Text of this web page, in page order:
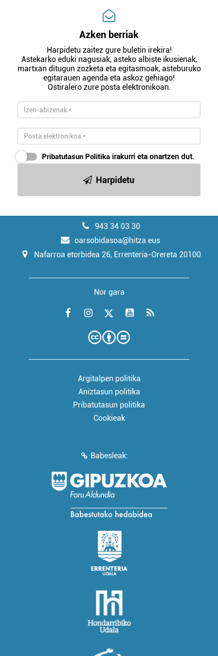
Azken berriak
Harpidetu zaitez gure buletin irekira!
Astekarko eduki nagusiak, asteko albiste ikusienak,
martxan ditugun zozketa eta egitasmoak, asteburuko
egitarauen agenda eta askoz gehiago!
Ostiralero zure posta elektronikoan.
Pribatutasun Politika irakurri eta onartzen dut.
Harpidetu
943 34 03 30
oarsobidasoa@hitza.eus
Nafarroa etorbidea 26, Errenteria-Orereta 20100
Nor gara
Argitalpen politika
Aniztasun politika
Pribatutasun politika
Cookieak
Babesleak: